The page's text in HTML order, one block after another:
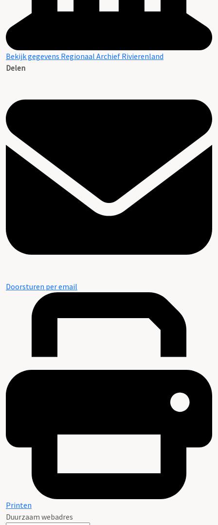
Bekijk gegevens Regionaal Archief Rivierenland
Delen
Doorsturen per email
Printen
Duurzaam webadres